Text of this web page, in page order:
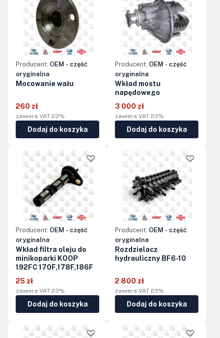
Producent: OEM - część
oryginalna
Mocowanie wału
260 zł
zawiera VAT 23%
Dodaj do koszyka
Producent: OEM - część
oryginalna
Wkład mostu
napędowego
3 000 zł
zawiera VAT 23%
Dodaj do koszyka
Producent: OEM - część
oryginalna
Wkład filtra oleju do
minikoparki KOOP
192FC 170F,178F,186F
25 zł
zawiera VAT 23%
Dodaj do koszyka
Producent: OEM - część
oryginalna
Rozdzielacz
hydrauliczny BF6-10
2 800 zł
zawiera VAT 23%
Dodaj do koszyka